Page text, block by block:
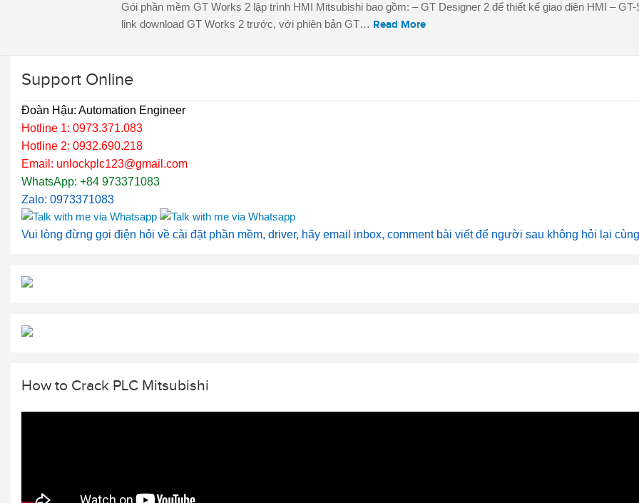
Gói phần mềm GT Works 2 lập trình HMI Mitsubishi bao gồm: – GT Designer 2 để thiết kế giao diện HMI –
link download GT Works 2 trước, với phiên bản GT… Read More
Support Online
Đoàn Hậu: Automation Engineer
Hotline 1: 0973.371.083
Hotline 2: 0932.690.218
Email: unlockplc123@gmail.com
WhatsApp: +84 973371083
Zalo: 0973371083
Vui lòng đừng gọi điện hỏi về cài đặt phần mềm, driver, hãy email inbox, comment bài viết để người sau không hỏi lại
How to Crack PLC Mitsubishi